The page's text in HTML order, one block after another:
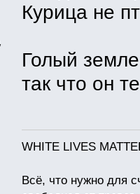
Курица не
Голый
так что он
WHITE LIVES
Всё, что нужно для